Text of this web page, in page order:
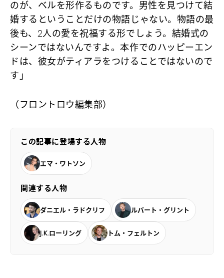
のが、ベルを形作るものです。男性を見つけて結
婚するということだけの物語じゃない。物語の最
後も、2人の愛を祝福する形でしょう。結婚式の
シーンではないんですよ。本作でのハッピーエン
ドは、彼女がティアラをつけることではないので
す」
（フロントロウ編集部）
この記事に登場する人物
エマ・ワトソン
関連する人物
ダニエル・ラドクリフ ルパート・グリント
J.K.ローリング トム・フェルトン